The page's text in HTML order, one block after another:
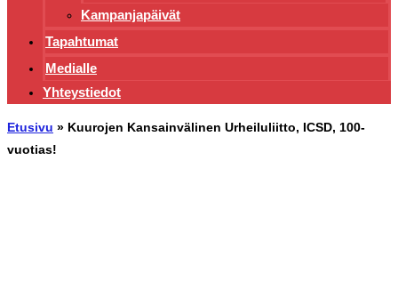
Kampanjapäivät
Tapahtumat
Medialle
Yhteystiedot
Etusivu » Kuurojen Kansainvälinen Urheiluliitto, ICSD, 100-
vuotias!